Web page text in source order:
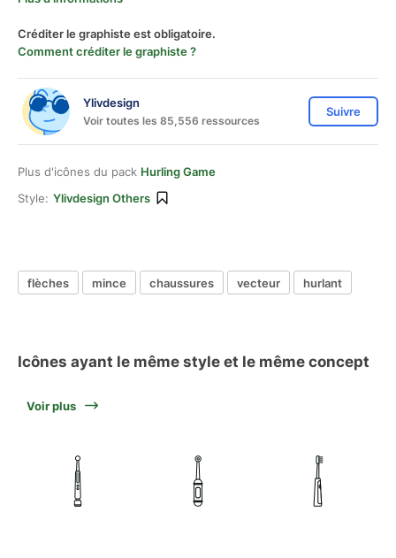
Créditer le graphiste est obligatoire.
Comment créditer le graphiste ?
Ylivdesign
Voir toutes les 85,556 ressources
Suivre
Plus d'icônes du pack Hurling Game
Style: Ylivdesign Others
flèches mince chaussures vecteur hurlant
Icônes ayant le même style et le même concept
Voir plus